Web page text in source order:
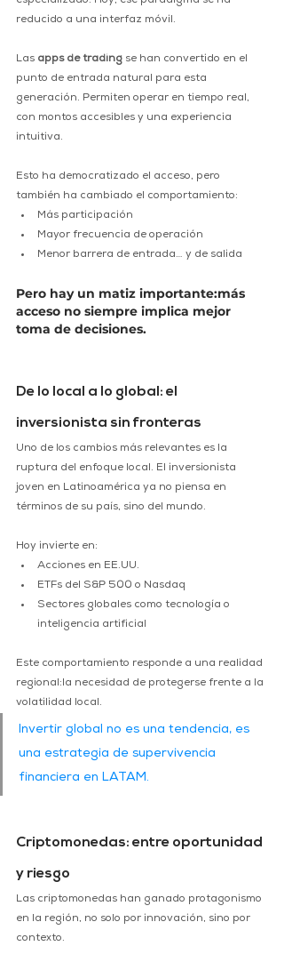
reducido a una interfaz móvil.
Las apps de trading se han convertido en el
punto de entrada natural para esta
generación. Permiten operar en tiempo real,
con montos accesibles y una experiencia
intuitiva.
Esto ha democratizado el acceso, pero
también ha cambiado el comportamiento:
Más participación
Mayor frecuencia de operación
Menor barrera de entrada… y de salida
Pero hay un matiz importante:más
acceso no siempre implica mejor
toma de decisiones.
De lo local a lo global: el
inversionista sin fronteras
Uno de los cambios más relevantes es la
ruptura del enfoque local. El inversionista
joven en Latinoamérica ya no piensa en
términos de su país, sino del mundo.
Hoy invierte en:
Acciones en EE.UU.
ETFs del S&P 500 o Nasdaq
Sectores globales como tecnología o
inteligencia artificial
Este comportamiento responde a una realidad
regional:la necesidad de protegerse frente a la
volatilidad local.
Invertir global no es una tendencia, es
una estrategia de supervivencia
financiera en LATAM.
Criptomonedas: entre oportunidad
y riesgo
Las criptomonedas han ganado protagonismo
en la región, no solo por innovación, sino por
contexto.